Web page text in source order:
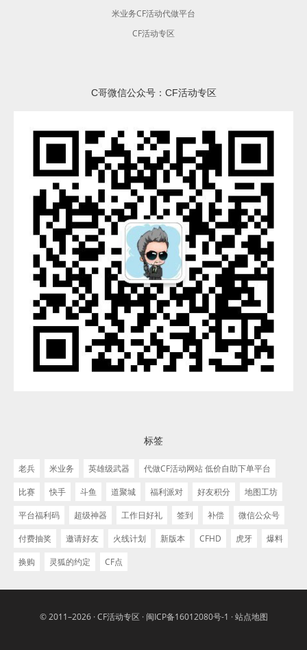
米业务CF活动代做平台
CF活动专区
C哥微信公众号：CF活动专区
标签
老兵 米业务 英雄级武器
代做CF活动网站 低价自助下单平台
比赛
快手 斗鱼 道聚城 福利派对 好友积分
地图工坊
平台福利码
超级神器 工作日好礼 签到 补偿
微信公众号
付费抽奖
邀请好友 火线计划 新版本 CFHD 虎牙
爆料
换购
灵狐的约定 CF点
© 2011–2026 ·CF活动专区 · 闽ICP备16012080号-1 ·站点地图